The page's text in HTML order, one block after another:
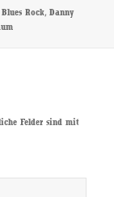
Schlagwörter
Blues Rock,Danny
Felder sind mit